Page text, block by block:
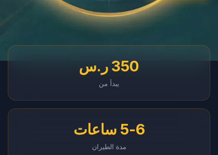
Instant WhatsApp Quote
350 ر.س
يبدأ من
5-6 ساعات
مدة الطيران